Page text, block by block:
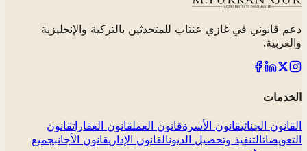
دعم قانوني في غازي عنتاب للمتحدثين بالتركية والإنجليزية
والعربية.
الخدمات
القانون الجنائيقانون الأسرةقانون العملقانون العقاراتقانون
التعويضاتالتنفيذ وتحصيل الديونالقانون الإداريقانون الأجانبجميع